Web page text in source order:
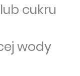
cukru
wody